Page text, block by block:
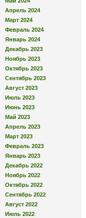
Апрель 2024
Март 2024
Февраль 2024
Январь 2024
Декабрь 2023
Ноябрь 2023
Октябрь 2023
Сентябрь 2023
Август 2023
Июль 2023
Июнь 2023
Май 2023
Апрель 2023
Март 2023
Февраль 2023
Январь 2023
Декабрь 2022
Ноябрь 2022
Октябрь 2022
Сентябрь 2022
Август 2022
Июль 2022